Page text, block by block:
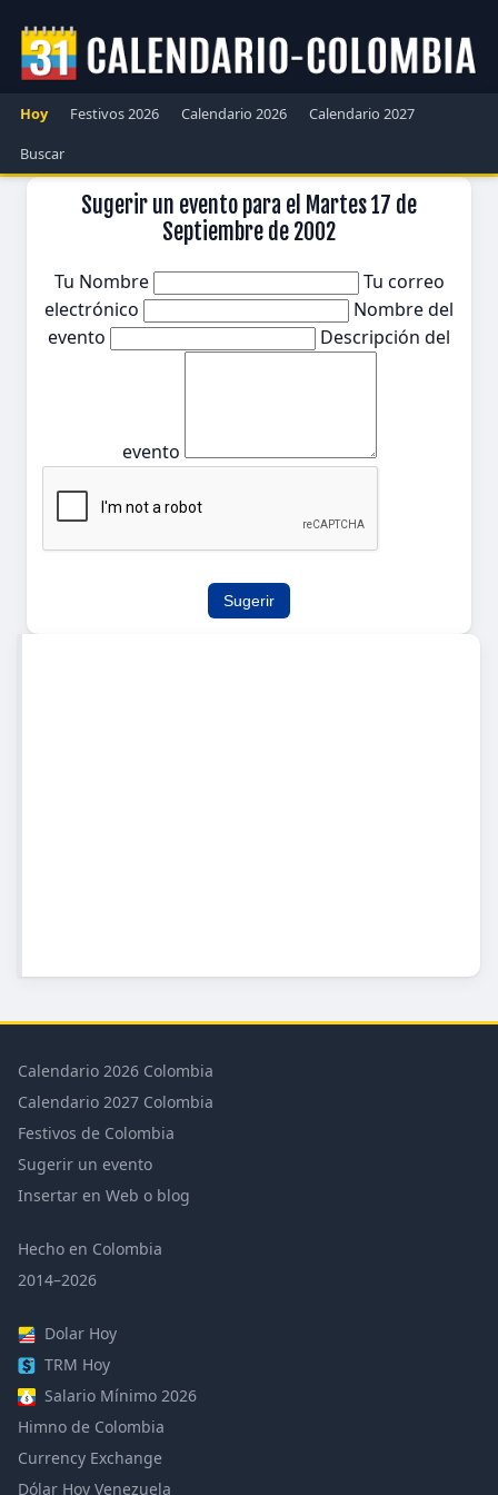
Hoy Festivos 2026 Calendario 2026
Calendario 2027
Buscar
Sugerir un evento para el Martes 17 de
Septiembre de 2002
Tu Nombre
Tu correo
electrónico
Nombre del
evento
Descripción del
evento
Sugerir
Calendario 2026 Colombia
Calendario 2027 Colombia
Festivos de Colombia
Sugerir un evento
Insertar en Web o blog
Hecho en Colombia
2014–2026
Dolar Hoy
TRM Hoy
Salario Mínimo 2026
Himno de Colombia
Currency Exchange
Dólar Hoy Venezuela